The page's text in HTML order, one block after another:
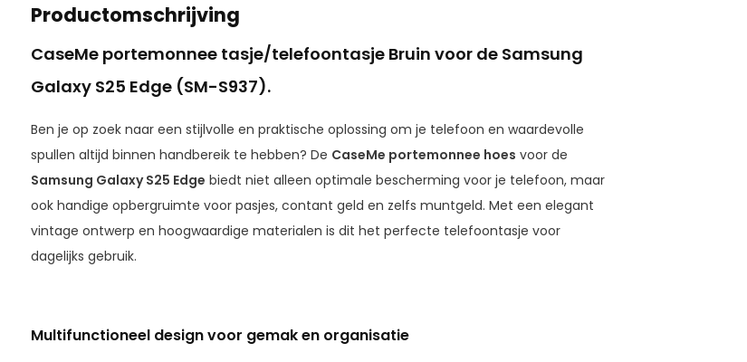
Productomschrijving
CaseMe portemonnee tasje/telefoontasje Bruin voor de Samsung
Galaxy S25 Edge (SM-S937).
Ben je op zoek naar een stijlvolle en praktische oplossing om je telefoon en waardevolle
spullen altijd binnen handbereik te hebben? De CaseMe portemonnee hoes voor de
Samsung Galaxy S25 Edge biedt niet alleen optimale bescherming voor je telefoon, maar
ook handige opbergruimte voor pasjes, contant geld en zelfs muntgeld. Met een elegant
vintage ontwerp en hoogwaardige materialen is dit het perfecte telefoontasje voor
dagelijks gebruik.
Multifunctioneel design voor gemak en organisatie